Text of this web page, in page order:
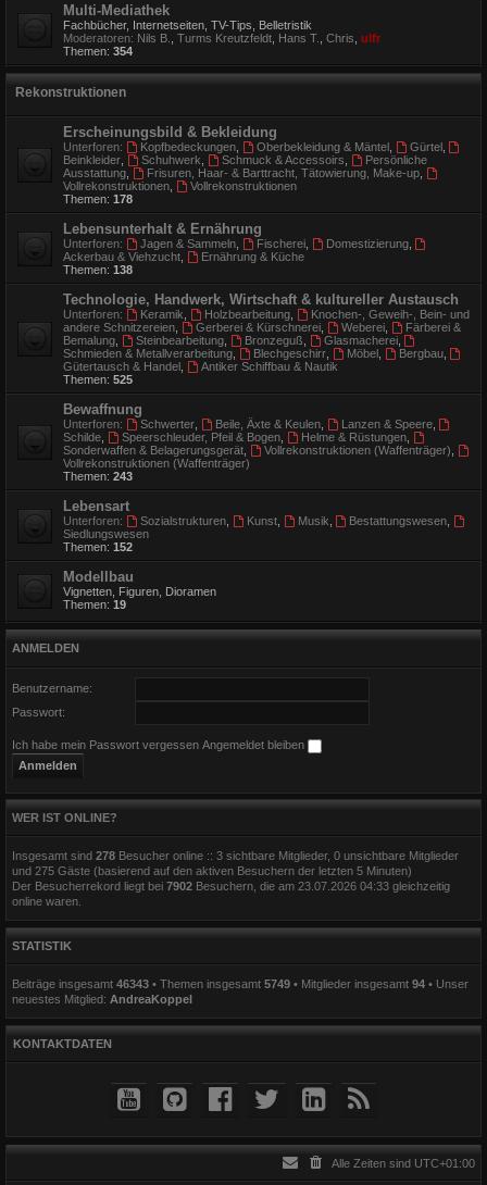
Multi-Mediathek
Fachbücher, Internetseiten, TV-Tips, Belletristik
Moderatoren: Nils B. Turms Kreutzfeldt Hans T. Chris ulfr
Themen: 354
Rekonstruktionen
Erscheinungsbild & Bekleidung
Unterforen: Kopfbedeckungen, Oberbekleidung & Mäntel Gürtel
Beinkleider
Schuhwerk Schmuck & Accessoirs
Persönliche
Ausstattung
Frisuren, Haar- & Barttracht, Tätowierung, Make-up,
Vollrekonstruktionen
Vollrekonstruktionen
Themen: 178
Lebensunterhalt & Ernährung
Unterforen: Jagen & Sammeln, Fischerei, Domestizierung,
Ackerbau & Viehzucht
Ernährung & Küche
Themen: 138
Technologie, Handwerk, Wirtschaft & kultureller Austausch
Unterforen: Keramik Holzbearbeitung,
Knochen-, Geweih-, Bein- und
andere Schnitzereien
Gerberei & Kürschnerei, Weberei,
Färberei &
Bemalung
Steinbearbeitung, Bronzeguß Glasmacherei,
Schmieden & Metallverarbeitung
Blechgeschirr, Möbel Bergbau,
Gütertausch & Handel
Antiker Schiffbau & Nautik
Themen: 525
Bewaffnung
Unterforen: Schwerter, Beile, Äxte & Keulen, Lanzen & Speere,
Schilde
Speerschleuder, Pfeil & Bogen, Helme & Rüstungen,
Sonderwaffen & Belagerungsgerät
Vollrekonstruktionen (Waffenträger)
Vollrekonstruktionen (Waffenträger)
Themen: 243
Lebensart
Unterforen: Sozialstrukturen, Kunst, Musik Bestattungswesen
Siedlungswesen
Themen: 152
Modellbau
Vignetten, Figuren, Dioramen
Themen: 19
ANMELDEN
Benutzername:
Passwort:
Ich habe mein Passwort vergessen Angemeldet bleiben
WER IST ONLINE?
Insgesamt sind 278 Besucher online :: 3 sichtbare Mitglieder, 0 unsichtbare Mitglieder
und 275 Gäste (basierend auf den aktiven Besuchern der letzten 5 Minuten)
Der Besucherrekord liegt bei 7902 Besuchern, die am 23.07.2026 04:33 gleichzeitig
online waren.
STATISTIK
Beiträge insgesamt 46343 • Themen insgesamt 5749 • Mitglieder insgesamt 94 • Unser
neuestes Mitglied: AndreaKoppel
KONTAKTDATEN
Alle Zeiten sind UTC+01:00